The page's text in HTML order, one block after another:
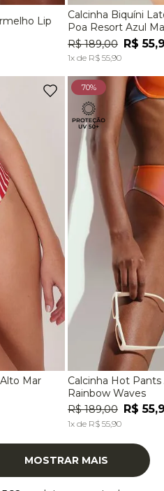
EGLip
P M
Calcinha Biquíni Laterais
Poa Resort Azul
R$ 189,00 R$ 55,
1x de R$ 55,90
Mar
70%
P
Calcinha Hot
Rainbow Waves
R$ 189,00 R$ 55,
1x de R$ 55,90
MOSTRAR MAIS